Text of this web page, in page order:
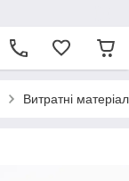
Витратні